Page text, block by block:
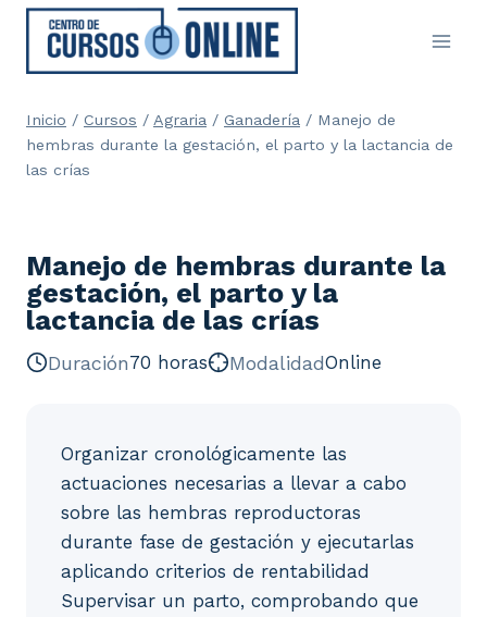
Saltar
contenido
Inicio / Cursos / Agraria / Ganadería / Manejo de
hembras durante la gestación, el parto y la lactancia de
las crías
Manejo de hembras durante la
gestación, el parto y la
lactancia de las crías
Duración70 horas ModalidadOnline
Organizar cronológicamente las
actuaciones necesarias a llevar a cabo
sobre las hembras reproductoras
durante fase de gestación y ejecutarlas
aplicando criterios de rentabilidad
Supervisar un parto, comprobando que